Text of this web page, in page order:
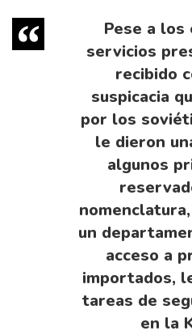
Pese a los
servicios
recibido
suspicacia
por los
le dieron
algunos
un
acceso a
importados,
tareas de
en la